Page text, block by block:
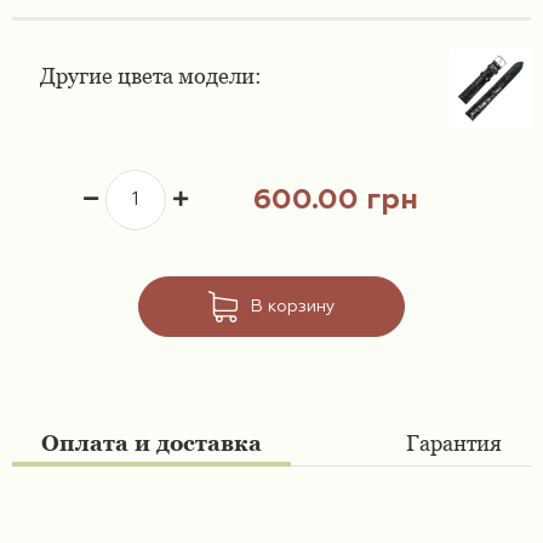
Ремешки 18 мм
Ремешки 20 мм
Ремешки 21 мм
Ремешки 22 мм
Ремешки 24 мм
Ремешки для часов Tissot
Другие цвета модели:
600.00 грн
В корзину
Оплата и доставка Гарантия